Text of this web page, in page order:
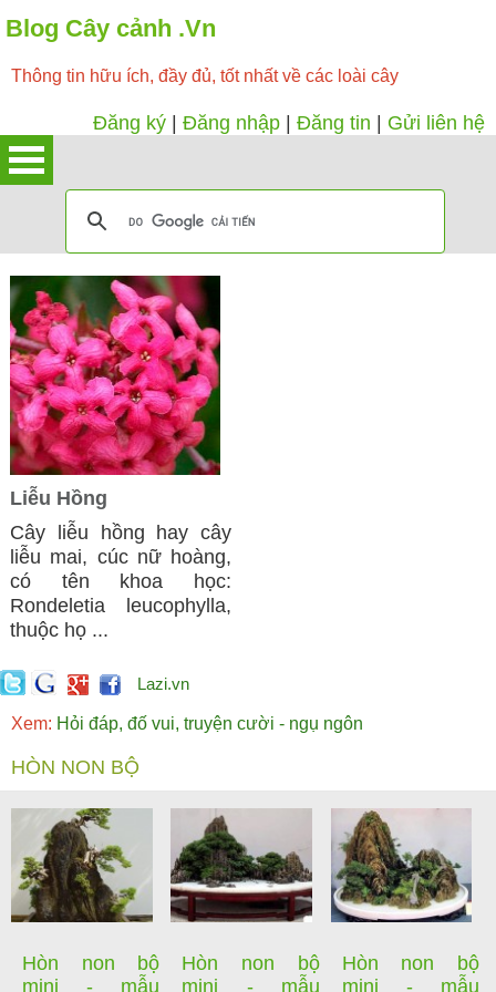
Blog Cây cảnh .Vn
Thông tin hữu ích, đầy đủ, tốt nhất về các loài cây
Đăng ký Đăng nhập Đăng tin Gửi liên hệ
Liễu Hồng
Cây liễu hồng hay cây
liễu mai, cúc nữ hoàng,
có tên khoa học:
Rondeletia leucophylla,
thuộc họ ...
Lazi.vn
Xem: Hỏi đáp, đố vui, truyện cười - ngụ ngôn
HÒN NON BỘ
Hòn non bộ
mini - mẫu
Hòn non bộ
mini - mẫu
Hòn non bộ
mini - mẫu